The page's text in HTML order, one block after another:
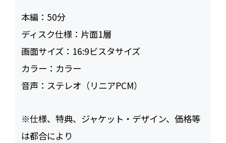
本編： 50
ディスク仕様： 片面1層
画面サイズ： 16:9ビスタサイズ
カラー： カラー
音声： ステレオ（リニアPCM）
※仕様、特典、ジャケット・デザイン、価格等
は都合により